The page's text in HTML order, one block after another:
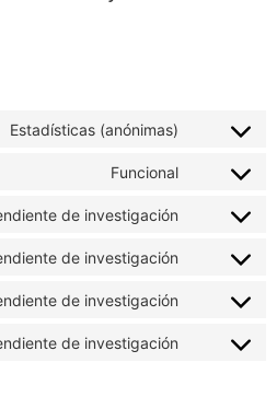
Estadísticas (anónimas)
Funcional
de investigación
de investigación
de investigación
de investigación